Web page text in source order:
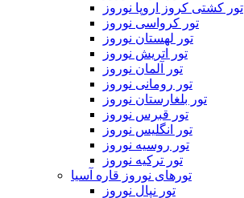
تور کشتی کروز اروپا نوروز
تور کرواسی نوروز
تور لهستان نوروز
تور اتریش نوروز
تور آلمان نوروز
تور رومانی نوروز
تور بلغارستان نوروز
تور قبرس نوروز
تور انگلیس نوروز
تور روسیه نوروز
تور ترکیه نوروز
تورهای نوروز قاره آسیا
تور نپال نوروز